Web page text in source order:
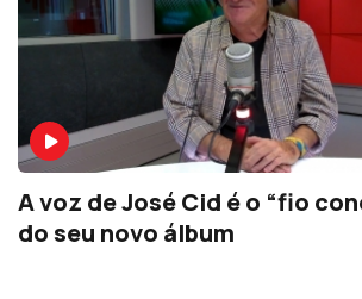
A voz de José Cid é o “fio
do seu novo álbum